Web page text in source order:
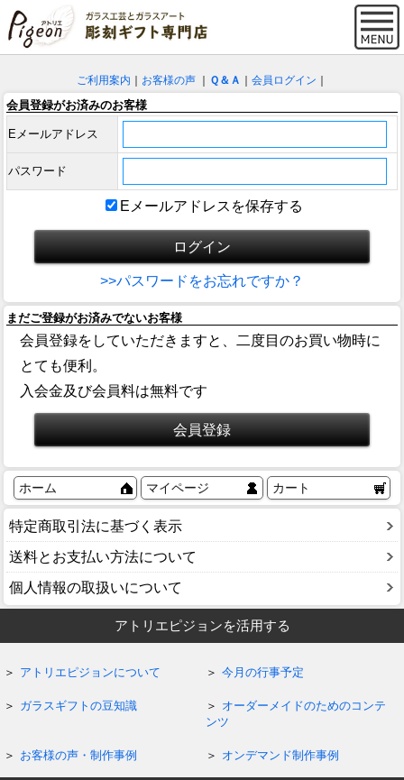
ご利用案内 お客様の声 Ｑ＆Ａ 会員ログイン
会員登録がお済みのお客様
Eメールアドレス
パスワード
Eメールアドレスを保存する
>>パスワードをお忘れですか？
まだご登録がお済みでないお客様
会員登録をしていただきますと、二度目のお買い物時に
とても便利。
入会金及び会員料は無料です
ホーム マイページ カート
特定商取引法に基づく表示
送料とお支払い方法について
個人情報の取扱いについて
アトリエピジョンを活用する
アトリエピジョンについて 今月の行事予定
ガラスギフトの豆知識
オーダーメイドのためのコンテ
ンツ
お客様の声・制作事例 オンデマンド制作事例